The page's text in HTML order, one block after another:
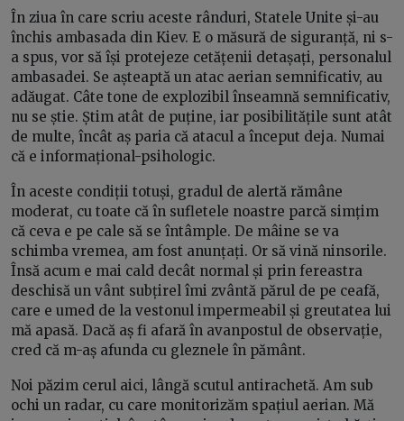
În ziua în care scriu aceste rânduri, Statele Unite și-au
închis ambasada din Kiev. E o măsură de siguranță, ni s-
a spus, vor să își protejeze cetățenii detașați, personalul
ambasadei. Se așteaptă un atac aerian semnificativ, au
adăugat. Câte tone de explozibil înseamnă semnificativ,
nu se știe. Știm atât de puține, iar posibilitățile sunt atât
de multe, încât aș paria că atacul a început deja. Numai
că e informațional-psihologic.
În aceste condiții totuși, gradul de alertă rămâne
moderat, cu toate că în sufletele noastre parcă simțim
că ceva e pe cale să se întâmple. De mâine se va
schimba vremea, am fost anunțați. Or să vină ninsorile.
Însă acum e mai cald decât normal și prin fereastra
deschisă un vânt subțirel îmi zvântă părul de pe ceafă,
care e umed de la vestonul impermeabil și greutatea lui
mă apasă. Dacă aș fi afară în avanpostul de observație,
cred că m-aș afunda cu gleznele în pământ.
Noi păzim cerul aici, lângă scutul antirachetă. Am sub
ochi un radar, cu care monitorizăm spațiul aerian. Mă